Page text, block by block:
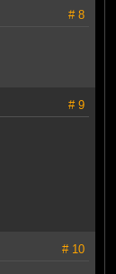
# 8
# 9
# 10